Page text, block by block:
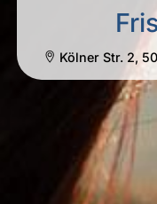
Kölner Str. 2,